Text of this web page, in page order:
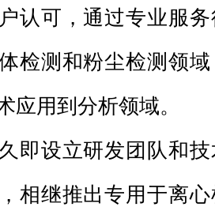
认可，通过专业服
检测和粉尘检测领
应用到分析领域。
即设立研发团队和
相继推出专用于离